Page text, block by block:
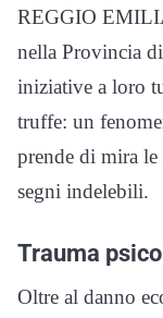
REGGIO
nella Provincia di
iniziative a loro
truffe: un
prende di mira
segni indelebili.
Trauma
Oltre al danno